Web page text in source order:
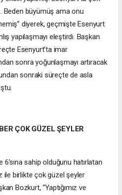
Beden büyümüş ama onu
diyerek, geçmişte Esenyurt
yapılaşmayı eleştirdi. Başkan
Esenyurt’ta imar
sonra yoğunlaşmayı artıracak
sonraki süreçte de asla
ÇOK GÜZEL ŞEYLER
6’sına sahip olduğunu hatırlatan
ile birlikte çok güzel şeyler
Bozkurt, “Yaptığımız ve